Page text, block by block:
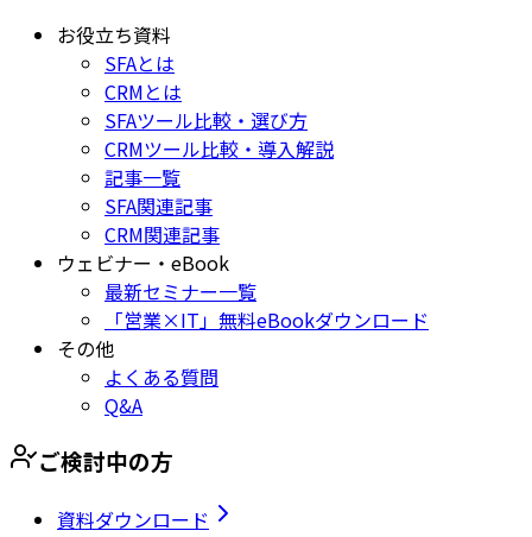
お役立ち資料
SFAとは
CRMとは
SFAツール比較・選び方
CRMツール比較・導入解説
記事一覧
SFA関連記事
CRM関連記事
ウェビナー・eBook
最新セミナー一覧
「営業×IT」無料eBookダウンロード
その他
よくある質問
Q&A
ご検討中の方
資料ダウンロード